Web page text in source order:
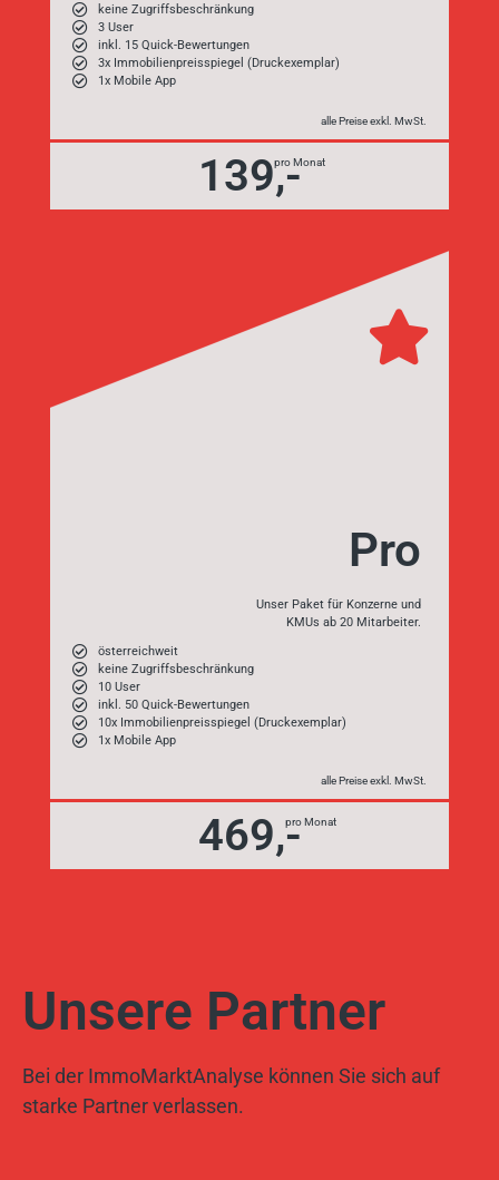
keine Zugriffsbeschränkung
3 User
inkl. 15 Quick-Bewertungen
3x Immobilienpreisspiegel (Druckexemplar)
1x Mobile App
alle Preise exkl. MwSt.
139,-pro Monat
Pro
Unser Paket für Konzerne und
KMUs ab 20 Mitarbeiter.
österreichweit
keine Zugriffsbeschränkung
10 User
inkl. 50 Quick-Bewertungen
10x Immobilienpreisspiegel (Druckexemplar)
1x Mobile App
alle Preise exkl. MwSt.
469,-pro Monat
Unsere Partner
Bei der ImmoMarktAnalyse können Sie sich auf
starke Partner verlassen.